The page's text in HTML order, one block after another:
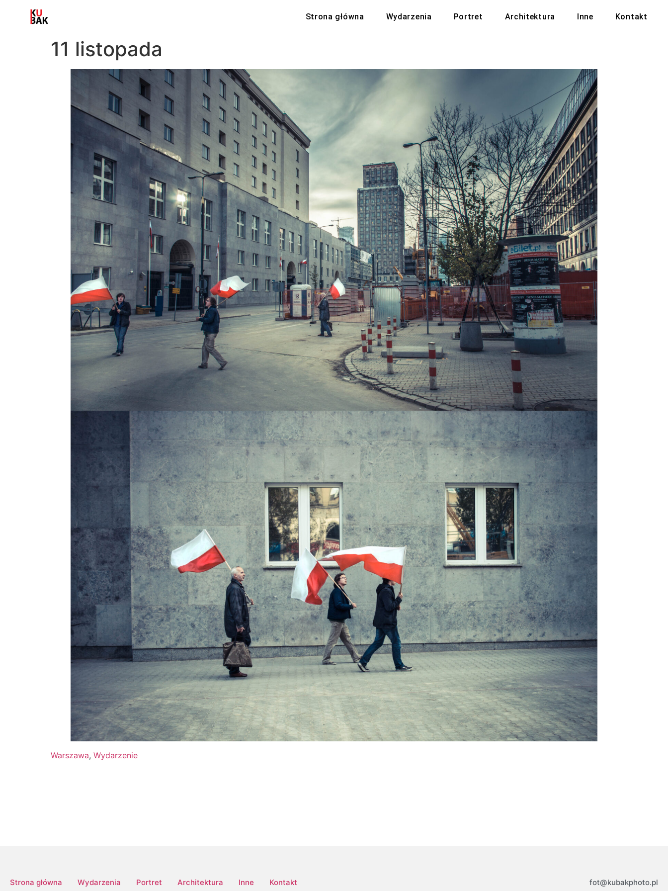
Strona główna Wydarzenia Portret Architektura Inne Kontakt
11 listopada
Warszawa, Wydarzenie
Strona główna Wydarzenia Portret Architektura Inne Kontakt fot@kubakphoto.pl